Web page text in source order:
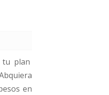
tu plan
en